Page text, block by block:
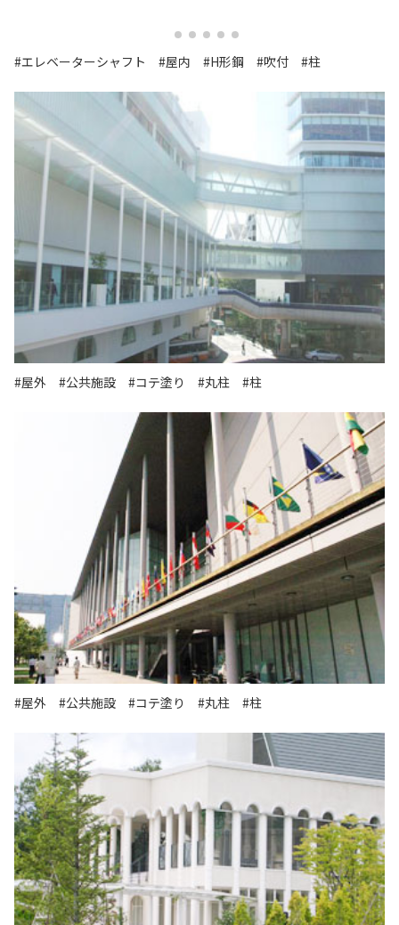
#エレベーターシャフト #屋内 #H形鋼 #吹付 #柱
#屋外 #公共施設 #コテ塗り #丸柱 #柱
#屋外 #公共施設 #コテ塗り #丸柱 #柱